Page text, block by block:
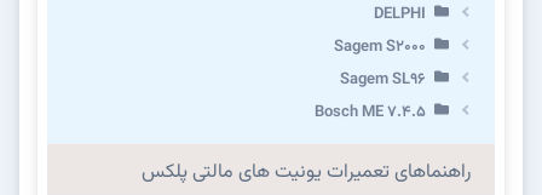
DELPHI
Sagem S2000
Sagem SL96
Bosch ME 7.4.5
راهنماهای تعمیرات یونیت های مالتی پلکس